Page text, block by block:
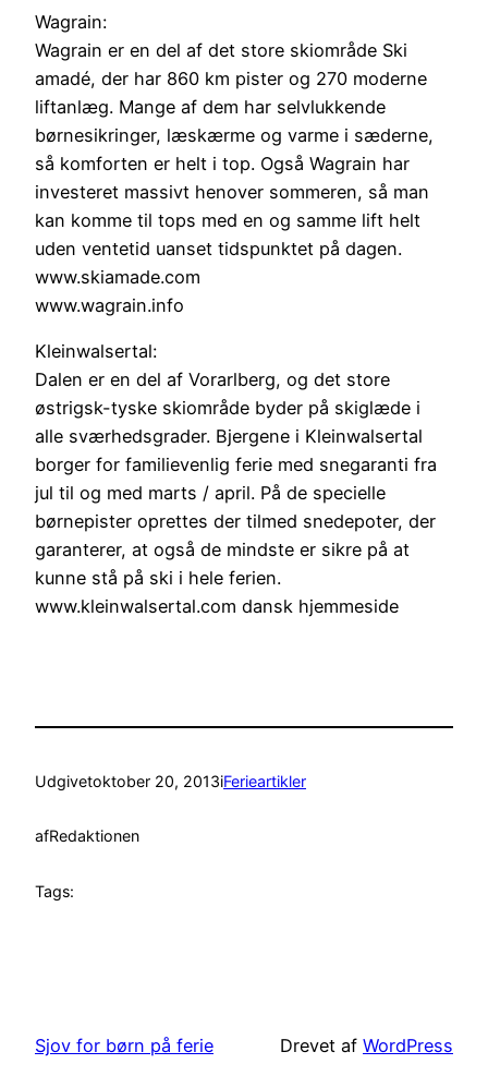
Wagrain:
Wagrain er en del af det store skiområde Ski
amadé, der har 860 km pister og 270 moderne
liftanlæg. Mange af dem har selvlukkende
børnesikringer, læskærme og varme i sæderne,
så komforten er helt i top. Også Wagrain har
investeret massivt henover sommeren, så man
kan komme til tops med en og samme lift helt
uden ventetid uanset tidspunktet på dagen.
www.skiamade.com
www.wagrain.info
Kleinwalsertal:
Dalen er en del af Vorarlberg, og det store
østrigsk-tyske skiområde byder på skiglæde i
alle sværhedsgrader. Bjergene i Kleinwalsertal
borger for familievenlig ferie med snegaranti fra
jul til og med marts / april. På de specielle
børnepister oprettes der tilmed snedepoter, der
garanterer, at også de mindste er sikre på at
kunne stå på ski i hele ferien.
www.kleinwalsertal.com dansk hjemmeside
Udgivetoktober 20, 2013iFerieartikler
afRedaktionen
Tags:
Sjov for børn på ferie Drevet af WordPress